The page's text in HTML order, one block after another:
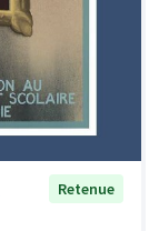
Retenue